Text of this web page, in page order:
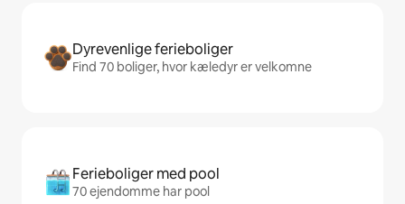
Dyrevenlige ferieboliger
Find 70 boliger, hvor kæledyr er velkomne
Ferieboliger med pool
70 ejendomme har pool